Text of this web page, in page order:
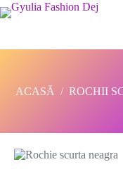
Sari
la
ACASĂ / ROCHII